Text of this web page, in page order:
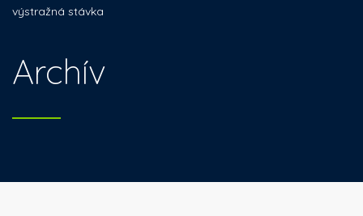
výstražná stávka
Archív